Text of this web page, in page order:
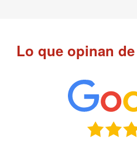
Lo que opinan